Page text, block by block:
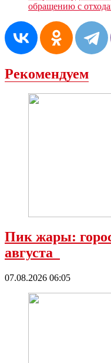
обращению с
Рекомендуем
Пик жары:
августа
07.08.2026 06:05